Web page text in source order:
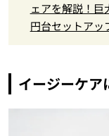
ェアを解説！巨
円台セットアッ
イージーケア